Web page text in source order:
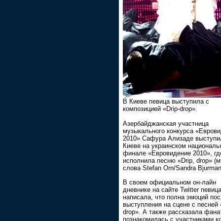
В Киеве певица выступила с
композицией «Drip-drop».
Азербайджанская участница
музыкального конкурса
2010» Сафура Ализаде
Киеве на украинском
финале «Евровидение 2010»,
исполнила песню «Drip, drop»
слова Stefan Orn/Sandra
В своем официальном он-лайн
дневнике на сайте Twitter певица
написала, что полна эмоций
выступления на сцене с песней
drop». А также рассказала
познакомилась с участниками